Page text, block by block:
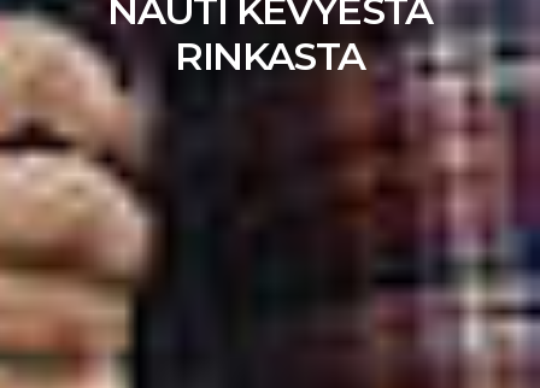
NAUTI KEVYESTÄ
RINKASTA